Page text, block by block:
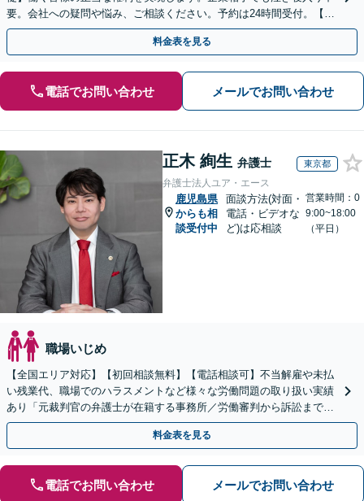
要。会社への疑問や悩み、ご相談ください。予約は24時間受付。【初
回面談無料】【夜間・休日対応可】
料金表を見る
電話でお問い合わせ メールでお問い合わせ
正木 絢生 弁護士 東京都
弁護士法人ユア・エース
鹿児島県
からも相
談受付中
面談方法(対面・
電話・ビデオな
ど)は応相談
営業時間：0
9:00~18:00
（平日）
職場いじめ
【全国エリア対応】【初回相談無料】【電話相談可】不当解雇や未払
い残業代、職場でのハラスメントなど様々な労働問題の取り扱い実績
あり「元裁判官の弁護士が在籍する事務所／労働審判から訴訟まで、
裁判官経験を活かした最適な戦略を立案」
料金表を見る
電話でお問い合わせ メールでお問い合わせ